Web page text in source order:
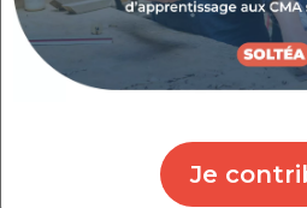
Je
d'Azur, n'hésitez pas à
problématique.